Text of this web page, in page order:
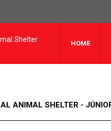
Shelter
HOME
ANIMAL SHELTER -